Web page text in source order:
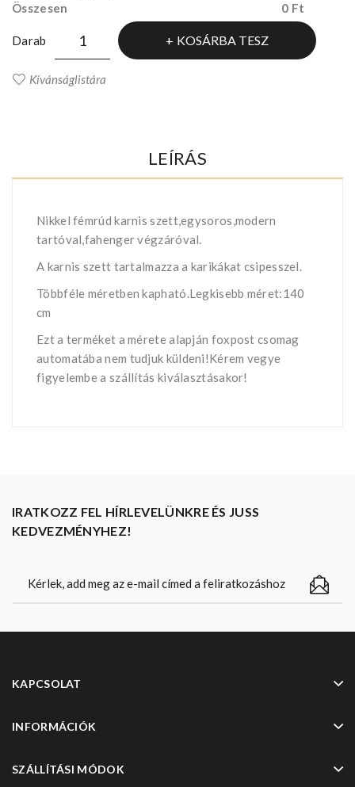
Összesen
0 Ft
Darab KOSÁRBA TESZ
Kívánságlistára
LEÍRÁS
Nikkel fémrúd karnis szett,egysoros,modern
tartóval,fahenger végzáróval.
A karnis szett tartalmazza a karikákat csipesszel.
Többféle méretben kapható.Legkisebb méret:140
cm
Ezt a terméket a mérete alapján foxpost csomag
automatába nem tudjuk küldeni!Kérem vegye
figyelembe a szállítás kiválasztásakor!
IRATKOZZ FEL HÍRLEVELÜNKRE ÉS JUSS
KEDVEZMÉNYHEZ!
KAPCSOLAT
INFORMÁCIÓK
SZÁLLÍTÁSI MÓDOK